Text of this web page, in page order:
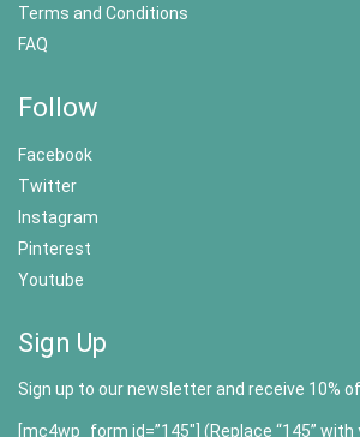
Terms and Conditions
FAQ
Follow
Facebook
Twitter
Instagram
Pinterest
Youtube
Sign Up
Sign up to our newsletter and receive 10%
[mc4wp_form id=”145″] (Replace “145”